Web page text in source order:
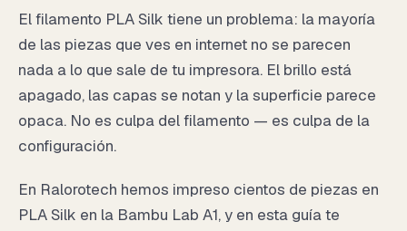
El filamento PLA Silk tiene un problema: la mayoría
de las piezas que ves en internet no se parecen
nada a lo que sale de tu impresora. El brillo está
apagado, las capas se notan y la superficie parece
opaca. No es culpa del filamento — es culpa de la
configuración.
En Ralorotech hemos impreso cientos de piezas en
PLA Silk en la Bambu Lab A1, y en esta guía te